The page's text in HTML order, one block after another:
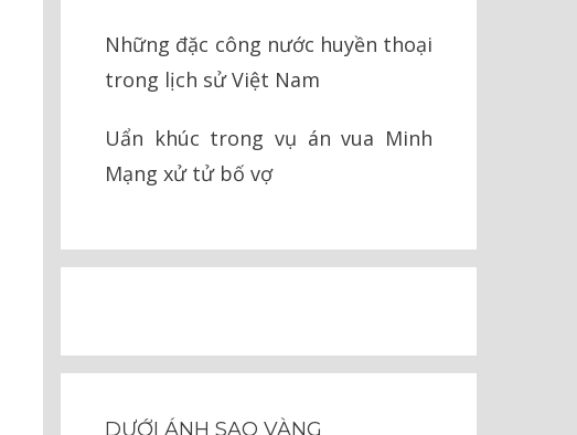
Những đặc công nước huyền thoại
trong lịch sử Việt Nam
Uẩn khúc trong vụ án vua Minh
Mạng xử tử bố vợ
DƯỚI ÁNH SAO VÀNG